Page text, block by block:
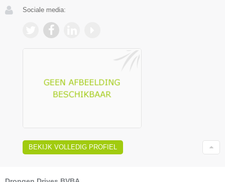
Sociale media:
BEKIJK VOLLEDIG PROFIEL